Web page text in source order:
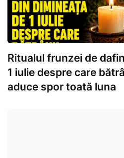
Ritualul frunzei de
1 iulie despre care
aduce spor toată luna